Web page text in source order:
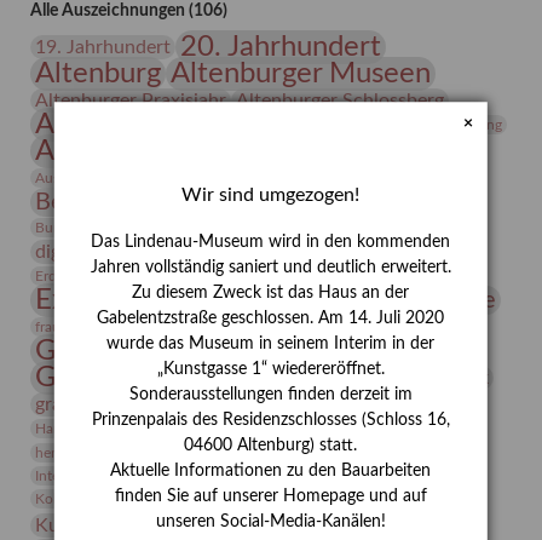
Alle Auszeichnungen (106)
19. Jahrhundert 20. Jahrhundert
Altenburg Altenburger Museen
Altenburger Praxisjahr Altenburger Schlossberg
Antike Asta Gröting
Ausstellung
Ausstellung „Vier Winde“
Bernhard August von Lindenau
Burg Posterstein
digitallabor Entartete Kunst
Enteignung
Erdmann Julius Dietrich
Erlebnisportal estrusker Exlibris
Expressionismus Festrede Florenz Fotografie
frauen Frauen in der Antike und heute
Gerhard-Altenbourg-Preis
Gerhard Altenbourg
Gerhard Kurt Müller
grafische sammlung griechische Mythologie
Hanns-Conon von der Gabelentz Heinrich Kirchhoff Heldinnen
herman de vries Humboldt
Insekten
Integriertes Schädlingsmanagement
Italien Jahresempfang
Jubiläum
Kolosseum
Kooperationsausstellung Korkmodelle Kunst
Kunstmuseum Kunstvermittlung Kunst von Kühl
×
Wir sind umgezogen!
Das Lindenau-Museum wird in den kommenden
Jahren vollständig saniert und deutlich erweitert.
Zu diesem Zweck ist das Haus an der
Gabelentzstraße geschlossen. Am 14. Juli 2020
wurde das Museum in seinem Interim in der
„Kunstgasse 1“ wiedereröffnet.
Sonderausstellungen finden derzeit im
Prinzenpalais des Residenzschlosses (Schloss 16,
04600 Altenburg) statt.
Aktuelle Informationen zu den Bauarbeiten
finden Sie auf unserer Homepage und auf
unseren Social-Media-Kanälen!